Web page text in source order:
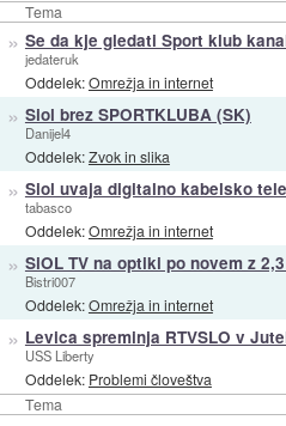
Tema
Tema
» Se da kje gledati Sport klub
jedateruk
Oddelek:Omrežja in internet
» Siol brez SPORTKLUBA (SK)
Danijel4
Oddelek:Zvok in slika
» Siol uvaja digitalno kabelsko
tabasco
Oddelek:Omrežja in internet
» SiOL TV na optiki po novem z
Bistri007
Oddelek:Omrežja in internet
» Levica spreminja RTVSLO v
USS Liberty
Oddelek: Problemi človeštva